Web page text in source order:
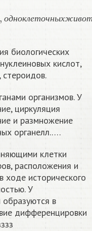
о д н о кл е т о ч н ыхж и в о
д
биологических
кислот,
стероидов.
организмов. У
циркуляция
и размножение
органелл.….
клетки
расположения и
ходе исторического
У
в
дифференцировки